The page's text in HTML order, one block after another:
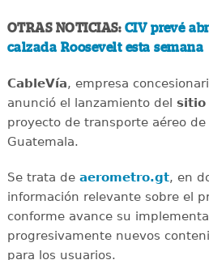
OTRAS NOTICIAS: CIV prevé
calzada Roosevelt esta semana
CableVía, empresa
anunció el lanzamiento del sitio
proyecto de transporte aéreo
Guatemala.
Se trata de aerometro.gt, en
información relevante sobre el
conforme avance su
progresivamente nuevos
para los usuarios.